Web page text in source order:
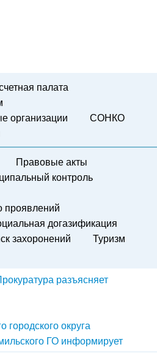
палата
организации
СОНКО
Правовые акты
контроль
проявлений
догазификация
захоронений
Туризм
разъясняет
городского округа
ГО информирует